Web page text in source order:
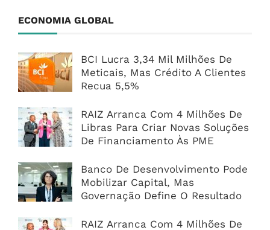
ECONOMIA GLOBAL
BCI Lucra 3,34 Mil Milhões De
Meticais, Mas Crédito A Clientes
Recua 5,5%
RAIZ Arranca Com 4 Milhões De
Libras Para Criar Novas Soluções
De Financiamento Às PME
Banco De Desenvolvimento Pode
Mobilizar Capital, Mas
Governação Define O Resultado
RAIZ Arranca Com 4 Milhões De